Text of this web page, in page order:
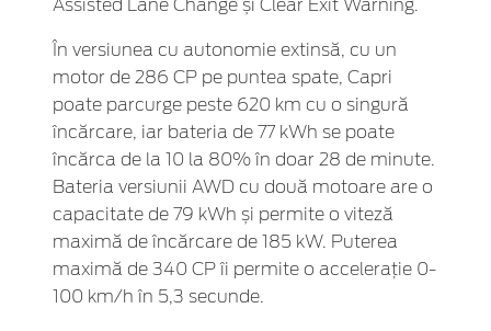
Assisted Lane Change și Clear Exit Warning.
În versiunea cu autonomie extinsă, cu un
motor de 286 CP pe puntea spate, Capri
poate parcurge peste 620 km cu o singură
încărcare, iar bateria de 77 kWh se poate
încărca de la 10 la 80% în doar 28 de minute.
Bateria versiunii AWD cu două motoare are o
capacitate de 79 kWh și permite o viteză
maximă de încărcare de 185 kW. Puterea
maximă de 340 CP îi permite o accelerație 0-
100 km/h în 5,3 secunde.